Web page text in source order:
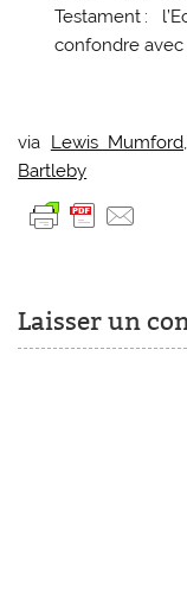
Testament :
confondre avec
via Lewis
Bartleby
Laisser un